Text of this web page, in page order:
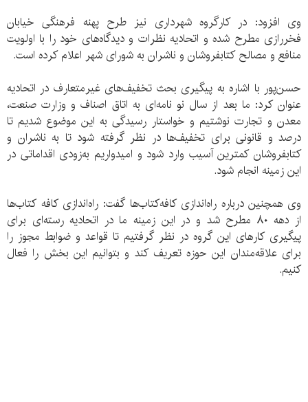
وی افزود: در کارگروه شهرداری نیز طرح پهنه فرهنگی خیابان
فخررازی مطرح شده و اتحادیه نظرات و دیدگاه‌های خود را با اولویت
منافع و مصالح کتابفروشان و ناشران به شورای شهر اعلام کرده است.
حسن‌پور با اشاره به پیگیری بحث تخفیف‌های غیرمتعارف در اتحادیه
عنوان کرد: ما بعد از سال نو نامه‌ای به اتاق اصناف و وزارت صنعت،
معدن و تجارت نوشتیم و خواستار رسیدگی به این موضوع شدیم تا
درصد و قانونی برای تخفیف‌ها در نظر گرفته شود تا به ناشران و
کتابفروشان کمترین آسیب وارد شود و امیدواریم به‌زودی اقداماتی در
این زمینه انجام شود.
وی همچنین درباره راه‌اندازی کافه‌کتاب‌ها گفت: راه‌اندازی کافه کتاب‌ها
از دهه ۸۰ مطرح شد و در این زمینه ما در اتحادیه رسته‌ای برای
پیگیری کارهای این گروه در نظر گرفتیم تا قواعد و ضوابط مجوز را
برای علاقه‌مندان این حوزه تعریف کند و بتوانیم این بخش را فعال
کنیم.